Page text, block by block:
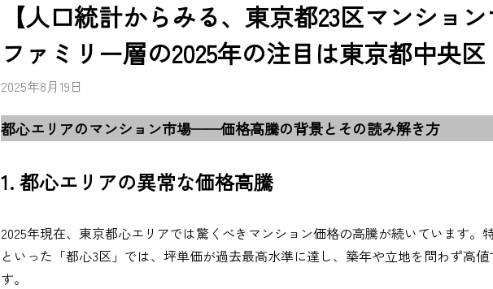
【人口統計からみる、東京都23区マンション
ファミリー層の2025年の注目は東京都中央区
2025年8月19日
都心エリアのマンション市場──価格高騰の背景とその読み解き方
1. 都心エリアの異常な価格高騰
2025年現在、東京都心エリアでは驚くべきマンション価格の高騰が続いています。
といった「都心3区」では、坪単価が過去最高水準に達し、築年や立地を問わず高
す。